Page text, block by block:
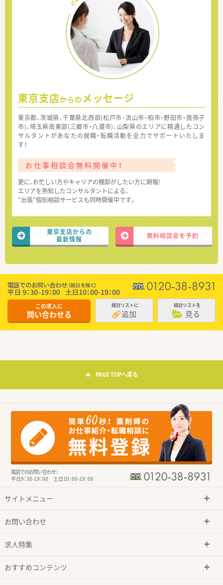
東京支店からの メッセージ
東京都、茨城県、千葉県北西部(松戸市・流山市・柏市・野田市・我孫子
市)、埼玉県南東部(三郷市・八潮市)、山梨県のエリアに精通したコン
サルタントがあなたの就職・転職活動を全力でサポートいたしま
す！
お仕事相談会無料開催中！
更に、お忙しい方やキャリアの棚卸がしたい方に朗報!
エリアを熟知したコンサルタントによる、
“出張”個別相談サービスも同時開催中です。
東京支店からの
最新情報
無料相談会を予約
この求人に
問い合わせる
検討リストに
追加
検討リストを
見る
PAGE TOPへ戻る
電話でのお問い合わせ：
平日9：30-19：00 土日10：00-19：00
サイトメニュー
お問い合わせ
求人特集
おすすめコンテンツ